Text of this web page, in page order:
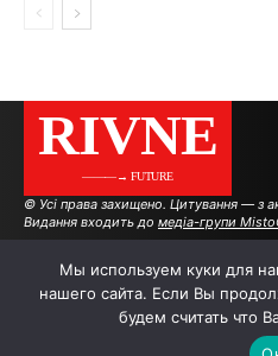
RIVNE
———→ FUTURE
© Усі права захищено. Цитування — з
Видання входить до медіа-групи
Мы используем куки для
нашего сайта. Если Вы
будем считать что